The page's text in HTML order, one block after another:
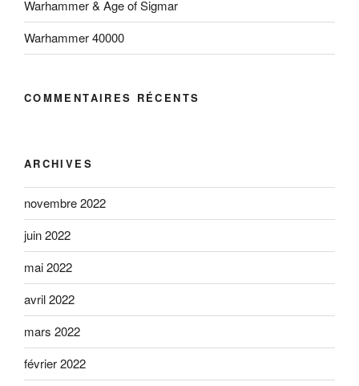
Warhammer & Age of Sigmar
Warhammer 40000
COMMENTAIRES RÉCENTS
ARCHIVES
novembre 2022
juin 2022
mai 2022
avril 2022
mars 2022
février 2022